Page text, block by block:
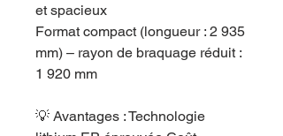
et spacieux
Format compact (longueur : 2 935
mm) – rayon de braquage réduit :
1 920 mm
💡 Avantages : Technologie